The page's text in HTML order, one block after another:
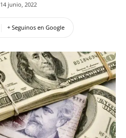
14 junio, 2022
+ Seguinos en Google